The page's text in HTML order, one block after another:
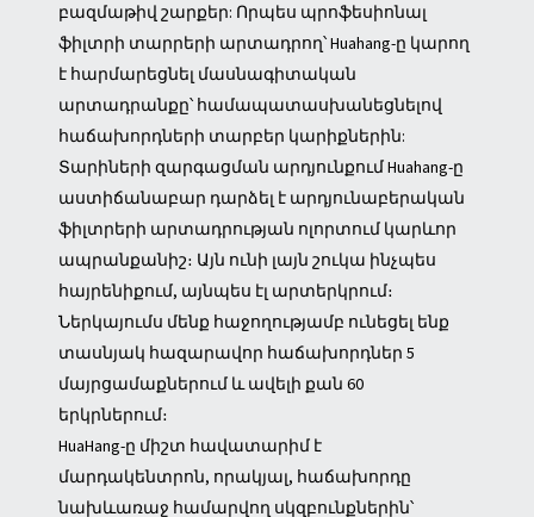
բազմաթիվ շարքեր: Որպես պրոֆեսիոնալ
ֆիլտրի տարրերի արտադրող՝ Huahang-ը կարող
է հարմարեցնել մասնագիտական ​​
արտադրանքը՝ համապատասխանեցնելով
հաճախորդների տարբեր կարիքներին:
Տարիների զարգացման արդյունքում Huahang-ը
աստիճանաբար դարձել է արդյունաբերական
ֆիլտրերի արտադրության ոլորտում կարևոր
ապրանքանիշ։ Այն ունի լայն շուկա ինչպես
հայրենիքում, այնպես էլ արտերկրում։
Ներկայումս մենք հաջողությամբ ունեցել ենք
տասնյակ հազարավոր հաճախորդներ 5
մայրցամաքներում և ավելի քան 60
երկրներում։
HuaHang-ը միշտ հավատարիմ է
մարդակենտրոն, որակյալ, հաճախորդը
նախևառաջ համարվող սկզբունքներին՝